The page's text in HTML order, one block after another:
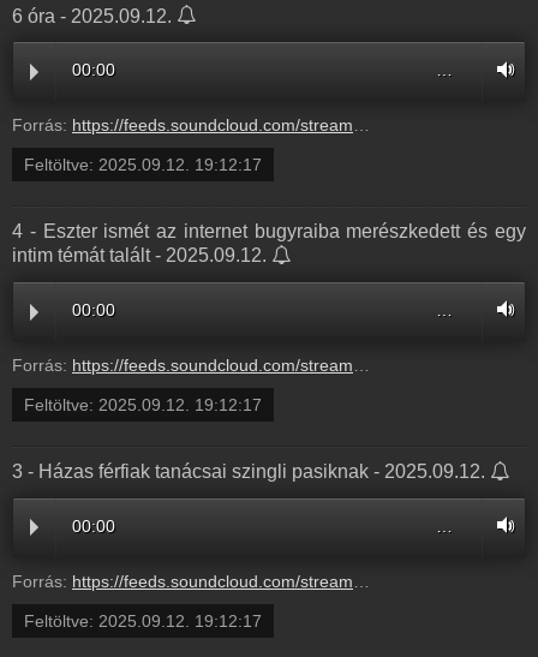
6 óra - 2025.09.12.
00:00 …
Forrás: https://feeds.soundcloud.com/stream/2169533001-radio1hungary-866796a4-b309-44e4-9569-b517138d03a0.mp3
Feltöltve: 2025.09.12. 19:12:17
4 - Eszter ismét az internet bugyraiba merészkedett és egy
intim témát talált - 2025.09.12.
00:00
Forrás: https://feeds.soundcloud.com/stream/2169533004-radio1hungary-4-eszter-ismet-az-internet-bugyraiba-mereszkedett-es-egy-intim-temat-talalt-4.mp3
Feltöltve: 2025.09.12. 19:12:17
3 - Házas férfiak tanácsai szingli pasiknak - 2025.09.12.
00:00
Forrás: https://feeds.soundcloud.com/stream/2169533010-radio1hungary-3-hazas-ferfiak-tanacsai-szingli-pasiknak-3.mp3
Feltöltve: 2025.09.12. 19:12:17